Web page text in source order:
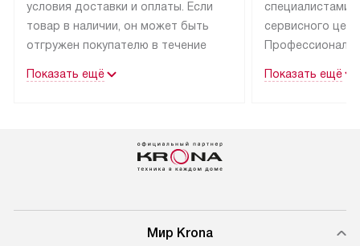
условия доставки и оплаты. Если
товар в наличии, он может быть
отгружен покупателю в течение
оплачивается дополнительно.
Возможна доставка товаров
Показать ещё
специалистами
сервисного
эксплуатации
Показать ещё
Мир Krona